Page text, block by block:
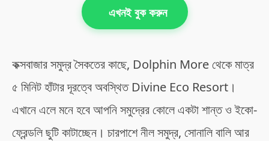
এখনই বুক করুন
কক্সবাজার সমুদ্র সৈকতের কাছে, Dolphin More থেকে মাত্র
৫ মিনিট হাঁটার দূরত্বে অবস্থিত Divine Eco Resort।
এখানে এলে মনে হবে আপনি সমুদ্রের কোলে একটা শান্ত ও ইকো-
ফ্রেন্ডলি ছুটি কাটাচ্ছেন। চারপাশে নীল সমুদ্র, সোনালি বালি আর